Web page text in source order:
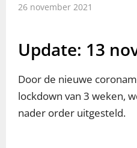
26 november 2021
Update: 13
Door de nieuwe
lockdown van 3 weken,
nader order uitgesteld.